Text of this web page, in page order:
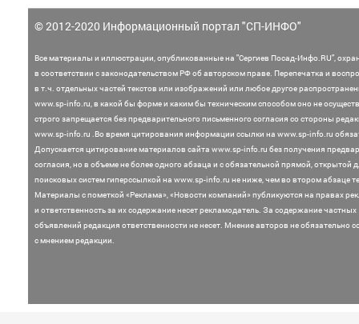
© 2012-2020 Информационный портал "СП-ИНФО"
Все материалы и иллюстрации,опубликованные на "Сергиев Посад-Инфо.RU",
в соответствии с законодательством РФ об авторском праве. Перепечатка и
в т.ч. отдельных частей текстов или изображений или любое другое
www.sp-info.ru, в какой бы форме и каким бы техническим способом оно не
строго запрещается без предварительного письменного согласия со стороны
www.sp-info.ru .Во время цитирования информации ссылки на www.sp-info.ru
Допускается цитирование материалов сайта www.sp-info.ru без получения
согласия, но в объеме не более одного абзаца и с обязательной прямой, открытой
поисковых систем гиперссылкой на www.sp-info.ru не ниже, чем во втором абзаце
Материалы с пометкой «Реклама», «Новости компаний» публикуются на правах
и ответственность за их содержание несет рекламодатель. За содержание частных
объявлений редакция ответственности не несет. Мнениеавторов не обязательно
с мнением редакции.